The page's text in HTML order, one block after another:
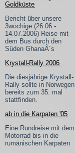
Goldküste
Bericht über unsere
3wöchige (26.06 -
14.07.2006) Reise mit
dem Bus durch den
Süden GhanaÂ´s
Krystall-Rally 2006
Die diesjährige Krystall-
Rally sollte in Norwegen
bereits zum 35. mal
stattfinden.
ab in die Karpaten '05
Eine Rundreise mit dem
Motorrad bis in die
rumänischen Karpaten